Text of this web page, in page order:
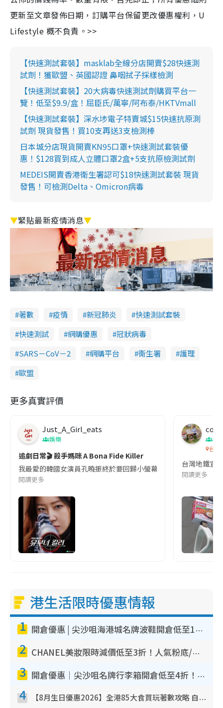
更新至文章發佈日期，訂購平台保留更改優惠權利，U
Lifestyle 概不負責。>>
【快速測試套裝】masklab全線分店開賣$28快速測
試劑！獲歐盟、英國認證 鼻咽拭子採樣檢測
【快速測試套裝】20大病毒快速測試劑購買平台一
覽！低至$9.9/盒！屈臣氏/萬寧/阿布泰/HKTVmall
【快速測試套裝】深水埗電子特賣城$15快速抗原測
試劑 現貨發售！買10支再送3支檢測棒
日本城分店現貨開賣KN95口罩+快速測試套裝優
惠！$128買到成人立體口罩2盒+5支抗原檢測試劑
MEDEIS開賣香港衛生署認可$18快速測試套裝 現貨
發售！可檢測Delta、Omicron病毒
▼緊貼最新疫情消息▼
著數 疫情 新冠肺炎
快速測試套裝
快速測試
網購優惠
冠狀病毒
SARS－CoV－2
網購平台 衞生署
護理
歐盟
更多真實評價
Just_A_Girl_eats
娛樂
追劇日常🎬 殺手媽咪 A Bona Fide Killer
我最愛的韓國女演員孔曉振終於要回歸小螢幕啦!這次的劇本改編
閱讀更多
co
吹
台灣
台灣地鐵宣
閱讀更多
港生活限時優惠情報
1 開倉優惠 | 尖沙咀海港城名牌波鞋開倉低至1折！On鞋$899起／Joy&Peace鞋履$98起
2 CHANEL美妝限時減價低至3折！人氣粉底/唇膏/精華液低至$275！COCO香水都有平
3 開倉優惠｜尖沙咀名牌行李箱開倉低至4折！一連5日 American Tourister/ace./Hallmark $200起！
4 【8月生日優惠2026】全港85大食買玩著數攻略 自助餐/火鍋放題同行免費＋誠品/DONKI送現金券